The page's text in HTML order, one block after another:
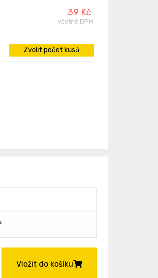
39 Kč
včetně DPH
Zvolit počet kusů
Vložit do košíku